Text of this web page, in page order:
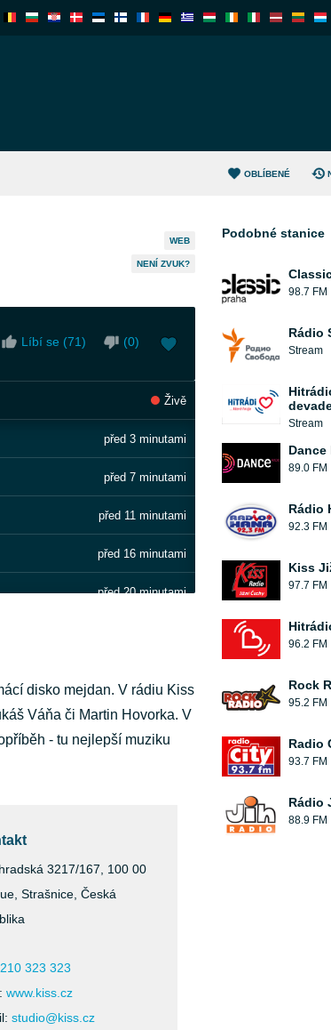
OBLÍBENÉ
WEB
NENÍ ZVUK?
Líbí se (71) (0)
Živě
před 3 minutami
před 7 minutami
před 11 minutami
před 16 minutami
před 20 minutami
před 34 minutami
před 36 minutami
disko mejdan. V rádiu Kiss
Váňa či Martin Hovorka. V
- tu nejlepší muziku
3217/167, 100 00
Strašnice, Česká
210 323 323
www.kiss.cz
studio@kiss.cz
Podobné stanice
98.7 FM
Rádio
Stream
Stream
Dance
89.0 FM
Rádio
92.3 FM
Kiss
97.7 FM
96.2 FM
Rock
95.2 FM
Radio
93.7 FM
Rádio
88.9 FM